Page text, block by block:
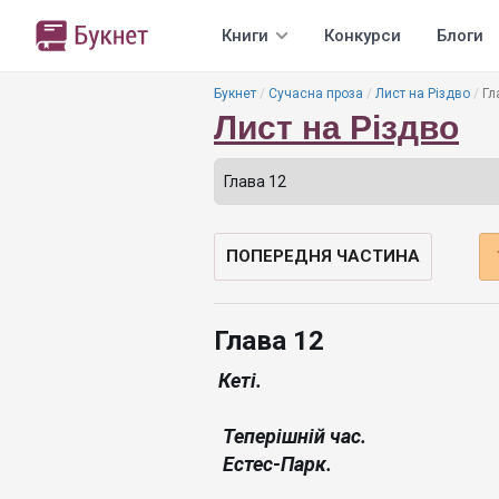
Книги Конкурси Блоги
Букнет Сучасна проза Лист на Різдво
Лист на Різдво
ПОПЕРЕДНЯ ЧАСТИНА
Глава 12
Кеті.
Теперішній час.
Естес-Парк.